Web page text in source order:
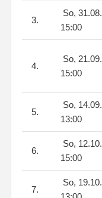
3.
So, 31.08.
15:00
4.
So, 21.09.
15:00
5.
So, 14.09.
13:00
6.
So, 12.10.
15:00
7.
So, 19.10.